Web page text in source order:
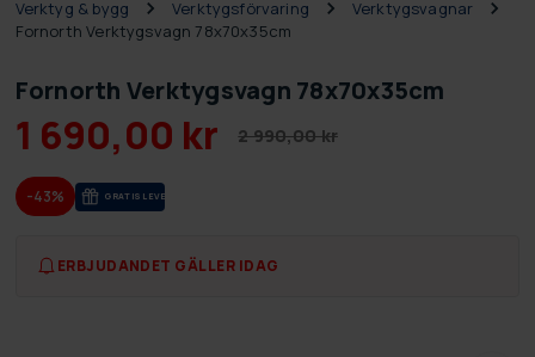
Verktyg & bygg Verktygsförvaring
Verktygsvagnar
Fornorth Verktygsvagn 78x70x35cm
Fornorth Verktygsvagn 78x70x35cm
1 690,00 kr 2 990,00 kr
-43% GRA­TIS LE­VE­RANS
ERBJUDANDET GÄLLER IDAG